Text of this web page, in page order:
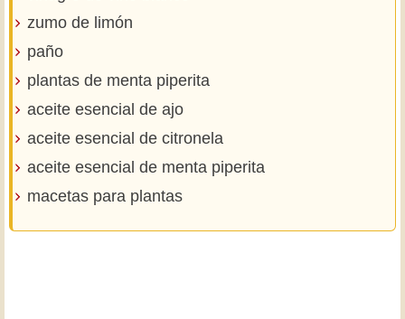
zumo de limón
paño
plantas de menta piperita
aceite esencial de ajo
aceite esencial de citronela
aceite esencial de menta piperita
macetas para plantas